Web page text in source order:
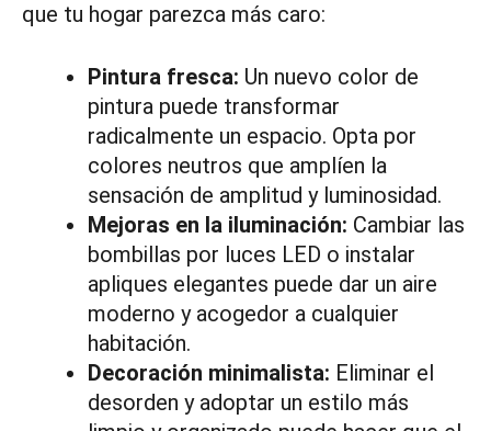
que tu hogar parezca más caro:
Pintura fresca: Un nuevo color de
pintura puede transformar
radicalmente un espacio. Opta por
colores neutros que amplíen la
sensación de amplitud y luminosidad.
Mejoras en la iluminación: Cambiar las
bombillas por luces LED o instalar
apliques elegantes puede dar un aire
moderno y acogedor a cualquier
habitación.
Decoración minimalista: Eliminar el
desorden y adoptar un estilo más